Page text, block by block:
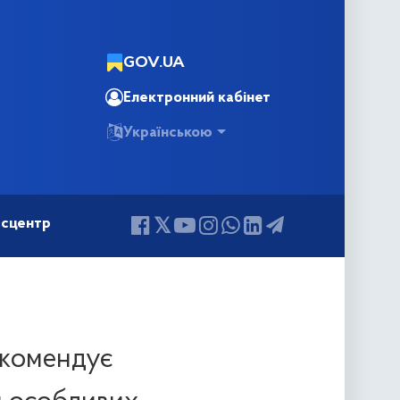
GOV.UA
Електронний кабінет
Українською